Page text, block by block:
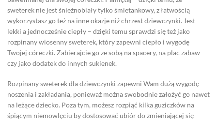
sweterek nie jest śnieżnobiały tylko śmietankowy, z łatwością
wykorzystasz go też na inne okazje niż chrzest dziewczynki. Jest
lekki a jednocześnie ciepły – dzięki temu sprawdzi się też jako
rozpinany wiosenny sweterek, który zapewni ciepło i wygodę
Twojej córeczki. Zabierajcie go ze sobą na spacery, na plac zabaw
czy jako dodatek do innych sukienek.
Rozpinany sweterek dla dziewczynki zapewni Wam dużą wygodę
noszenia i zakładania, ponieważ można swobodnie założyć go nawet
na leżące dziecko. Poza tym, możesz rozpiąć kilka guziczków na
śpiącym niemowlęciu by dostosować ubiór do zmieniającej się